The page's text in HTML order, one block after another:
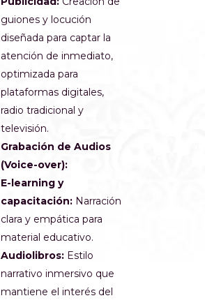
guiones y locución
diseñada para captar la
atención de inmediato,
optimizada para
plataformas digitales,
radio tradicional y
televisión.
Grabación de Audios
(Voice-over):
E-learning y
capacitación: Narración
clara y empática para
material educativo.
Audiolibros: Estilo
narrativo inmersivo que
mantiene el interés del